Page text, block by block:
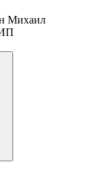
Михаил